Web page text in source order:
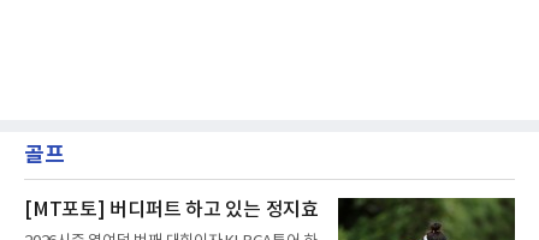
골프
[MT포토] 버디퍼트 하고 있는 정지효